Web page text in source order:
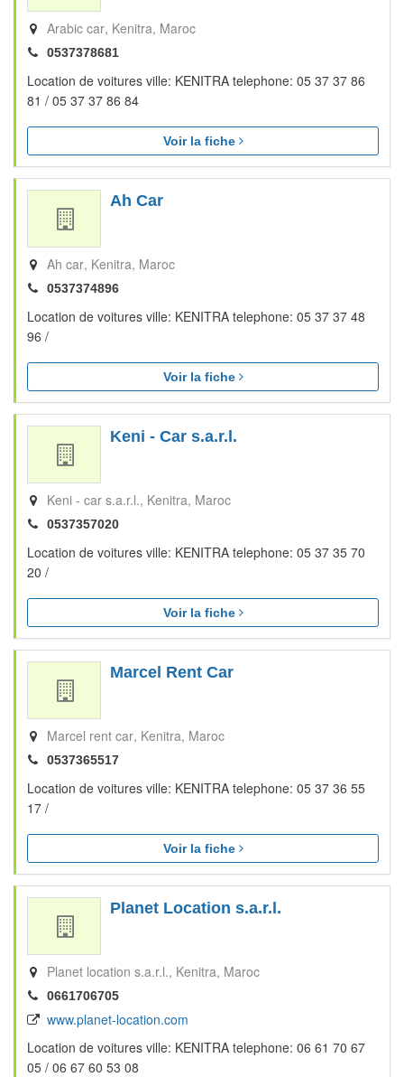
Arabic car Kenitra Maroc
0537378681
Location de voitures ville: KENITRA telephone: 05 37 37 86
81 / 05 37 37 86 84
Voir la fiche
Ah Car
Ah car Kenitra Maroc
0537374896
Location de voitures ville: KENITRA telephone: 05 37 37 48
96 /
Voir la fiche
Keni - Car s.a.r.l.
Keni - car s.a.r.l. Kenitra Maroc
0537357020
Location de voitures ville: KENITRA telephone: 05 37 35 70
20 /
Voir la fiche
Marcel Rent Car
Marcel rent car Kenitra Maroc
0537365517
Location de voitures ville: KENITRA telephone: 05 37 36 55
17 /
Voir la fiche
Planet Location s.a.r.l.
Planet location s.a.r.l. Kenitra Maroc
0661706705
www.planet-location.com
Location de voitures ville: KENITRA telephone: 06 61 70 67
05 / 06 67 60 53 08